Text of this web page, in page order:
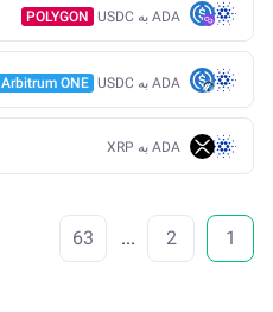
ADA به USDC POLYGON
ADA به USDC Arbitrum ONE
ADA به XRP
1
2
...
63